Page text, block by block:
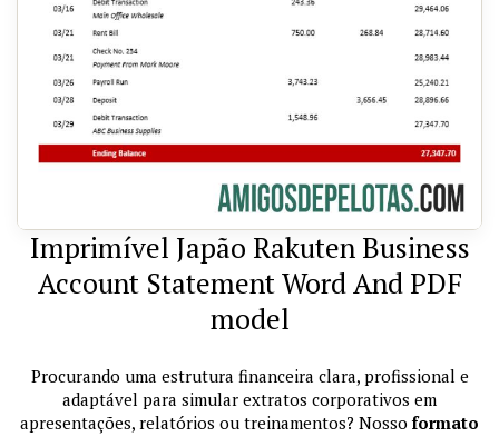
Imprimível Japão Rakuten Business
Account Statement Word And PDF
model
Procurando uma estrutura financeira clara, profissional e
adaptável para simular extratos corporativos em
apresentações, relatórios ou treinamentos? Nosso formato